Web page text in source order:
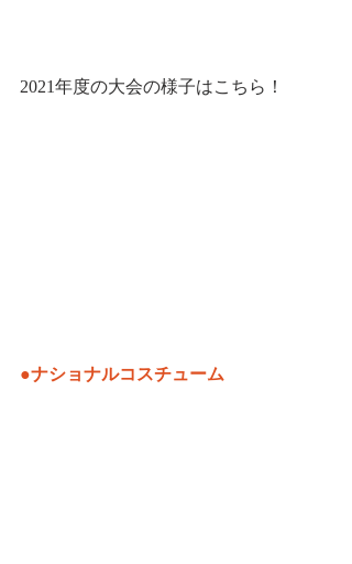
2021年度の大会の様子はこちら！
●ナショナルコスチューム